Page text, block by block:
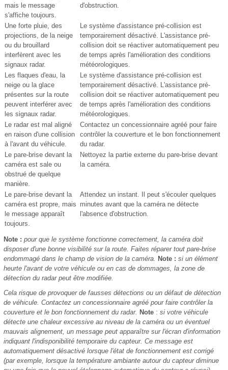
mais le message
s'affiche toujours.
d'obstruction.
Une forte pluie, des
projections, de la neige
ou du brouillard
interfèrent avec les
signaux radar.
Le système d'assistance pré-collision est
temporairement désactivé. L'assistance pré-
collision doit se réactiver automatiquement peu
de temps après l'amélioration des conditions
météorologiques.
Les flaques d'eau, la
neige ou la glace
présentes sur la route
peuvent interférer avec
les signaux radar.
Le système d'assistance pré-collision est
temporairement désactivé. L'assistance pré-
collision doit se réactiver automatiquement peu
de temps après l'amélioration des conditions
météorologiques.
Le radar est mal aligné
en raison d'une collision
à l'avant du véhicule.
Contactez un concessionnaire agréé pour faire
contrôler la couverture et le bon fonctionnement
du radar.
Le pare-brise devant la
caméra est sale ou
obstrué de quelque
manière.
Nettoyez la partie externe du pare-brise devant
la caméra.
Le pare-brise devant la
caméra est propre, mais
le message apparaît
toujours.
Attendez un instant. Il peut s'écouler quelques
minutes avant que la caméra ne détecte
l'absence d'obstruction.
Note : pour que le système fonctionne correctement, la caméra doit
disposer d'une bonne visibilité sur la route. Faites réparer tout pare-brise
endommagé dans le champ de vision de la caméra.
Note : si un élément
heurte l'avant de votre véhicule ou en cas de dommages, la zone de
détection du radar peut être modifiée.
Cela risque de provoquer de fausses détections ou un défaut de détection
de véhicule. Contactez un concessionnaire agréé pour faire contrôler la
couverture et le bon fonctionnement du radar. Note : si votre véhicule
détecte une chaleur excessive au niveau de la caméra ou un éventuel
mauvais alignement, un message peut apparaître sur l'écran d'information
indiquant l'indisponibilité temporaire du capteur. Ce message est
automatiquement désactivé lorsque l'état de fonctionnement est corrigé
(par exemple, lorsque la température ambiante autour du capteur diminue